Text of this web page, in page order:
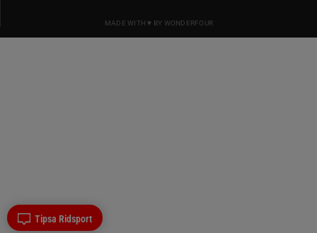
Tipsa Ridsport
MADE WITH ♥ BY WONDERFOUR